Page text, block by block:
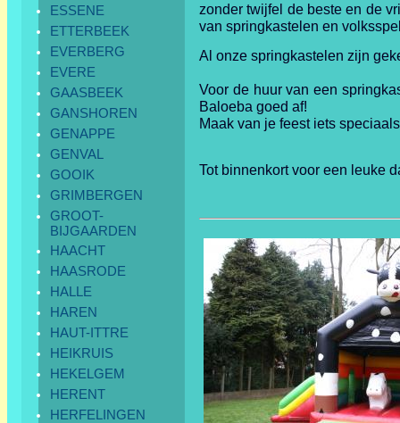
ESSENE
ETTERBEEK
EVERBERG
EVERE
GAASBEEK
GANSHOREN
GENAPPE
GENVAL
GOOIK
GRIMBERGEN
GROOT-
BIJGAARDEN
HAACHT
HAASRODE
HALLE
HAREN
HAUT-ITTRE
HEIKRUIS
HEKELGEM
HERENT
HERFELINGEN
zonder twijfel de beste en de
van springkastelen en
Al onze springkastelen zijn
Voor de huur van een
Baloeba goed af!
Maak van je feest iets
Tot binnenkort voor een leuke